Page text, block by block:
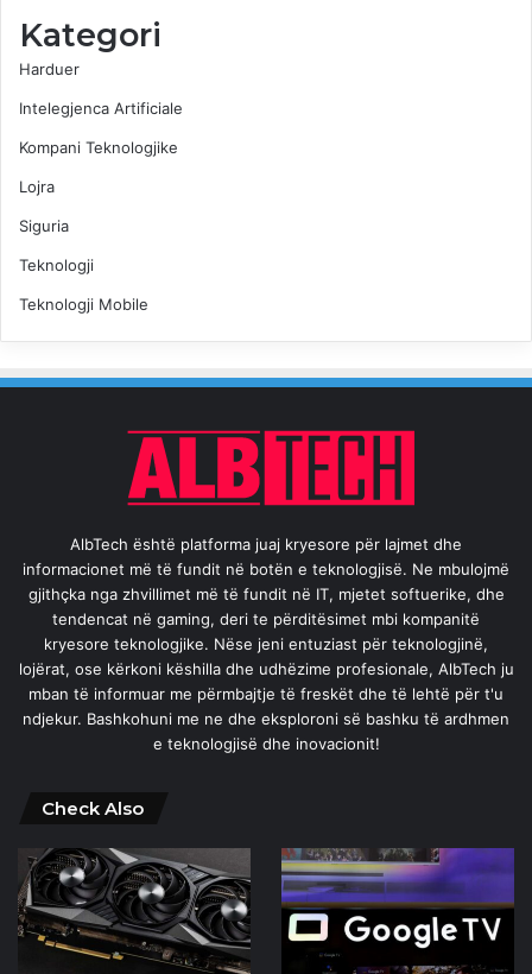
Kategori
Harduer
Intelegjenca Artificiale
Kompani Teknologjike
Lojra
Siguria
Teknologji
Teknologji Mobile
AlbTech është platforma juaj kryesore për lajmet dhe
informacionet më të fundit në botën e teknologjisë. Ne mbulojmë
gjithçka nga zhvillimet më të fundit në IT, mjetet softuerike, dhe
tendencat në gaming, deri te përditësimet mbi kompanitë
kryesore teknologjike. Nëse jeni entuziast për teknologjinë,
lojërat, ose kërkoni këshilla dhe udhëzime profesionale, AlbTech ju
mban të informuar me përmbajtje të freskët dhe të lehtë për t'u
ndjekur. Bashkohuni me ne dhe eksploroni së bashku të ardhmen
e teknologjisë dhe inovacionit!
Check Also